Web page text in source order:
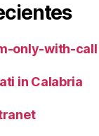
only-with-call
in Calabria